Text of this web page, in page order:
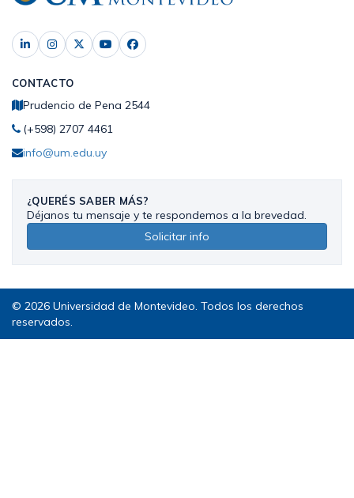
CONTACTO
Prudencio de Pena 2544
(+598) 2707 4461
info@um.edu.uy
¿QUERÉS SABER MÁS?
Déjanos tu mensaje y te respondemos a la brevedad.
Solicitar info
© 2026 Universidad de Montevideo. Todos los derechos
reservados.